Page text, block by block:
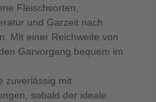
Fleischsorten,
und Garzeit nach
Mit einer Reichweite von
Garvorgang bequem im
zuverlässig mit
sobald der ideale